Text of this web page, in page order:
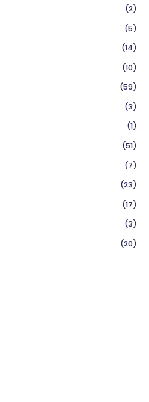
(2)
(5)
(14)
(10)
(59)
(3)
(1)
(51)
(7)
(23)
(17)
(3)
(20)